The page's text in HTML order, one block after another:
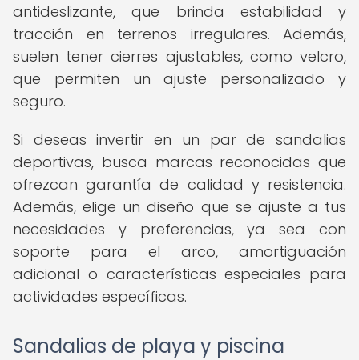
antideslizante, que brinda estabilidad y
tracción en terrenos irregulares. Además,
suelen tener cierres ajustables, como velcro,
que permiten un ajuste personalizado y
seguro.
Si deseas invertir en un par de sandalias
deportivas, busca marcas reconocidas que
ofrezcan garantía de calidad y resistencia.
Además, elige un diseño que se ajuste a tus
necesidades y preferencias, ya sea con
soporte para el arco, amortiguación
adicional o características especiales para
actividades específicas.
Sandalias de playa y piscina